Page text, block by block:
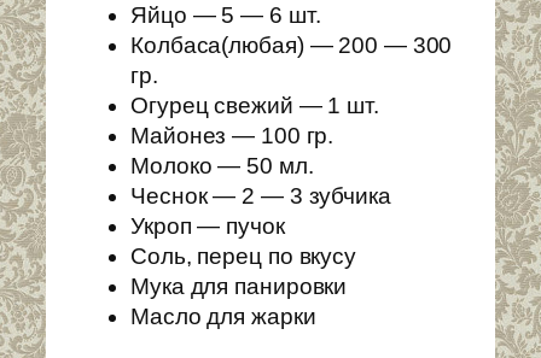
Яйцо — 5 — 6 шт.
Колбаса(любая) — 200 — 300
гр.
Огурец свежий — 1 шт.
Майонез — 100 гр.
Молоко — 50 мл.
Чеснок — 2 — 3 зубчика
Укроп — пучок
Соль, перец по вкусу
Мука для панировки
Масло для жарки